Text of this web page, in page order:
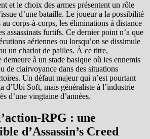
et le choix des armes présentent un rôle
d’une bataille. Le joueur a la possibilité
corps-à-corps, les éliminations à distance
assassinats furtifs. Ce dernier point n’a que
aériennes ou lorsqu’on se dissimule
un chariot de pailles. À ce titre,
à un stade basique où les ennemis
de clairvoyance dans des situations
Un défaut majeur qui n’est pourtant
d’Ubi Soft, mais généraliste à l’industrie
d’une vingtaine d’années.
RPG : une
d’Assassin’s Creed